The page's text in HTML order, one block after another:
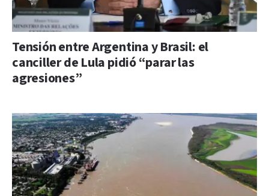
Tensión entre Argentina y Brasil: el
canciller de Lula pidió “parar las
agresiones”